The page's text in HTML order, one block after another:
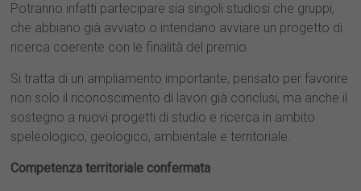
Potranno infatti partecipare sia singoli studiosi che gruppi,
che abbiano già avviato o intendano avviare un progetto di
ricerca coerente con le finalità del premio.
Si tratta di un ampliamento importante, pensato per favorire
non solo il riconoscimento di lavori già conclusi, ma anche il
sostegno a nuovi progetti di studio e ricerca in ambito
speleologico, geologico, ambientale e territoriale.
Competenza territoriale confermata